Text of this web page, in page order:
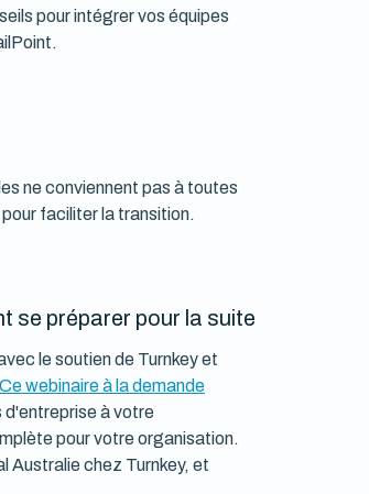
pour intégrer vos équipes
ne conviennent pas à toutes
faciliter la transition.
se préparer pour la suite
le soutien de Turnkey et
Ce webinaire à la demande
d'entreprise à votre
pour votre organisation.
Australie chez Turnkey, et